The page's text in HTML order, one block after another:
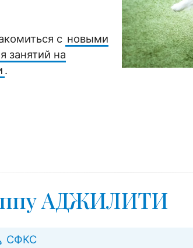
с новыми
занятий на
.
АДЖИЛИТИ
СФКС